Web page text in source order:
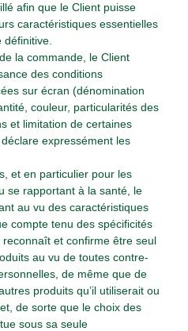
afin que le Client puisse
caractéristiques essentielles
la commande, le Client
des conditions
sur écran (dénomination
couleur, particularités des
et limitation de certaines
expressément les
et en particulier pour les
se rapportant à la santé, le
au vu des caractéristiques
compte tenu des spécificités
et confirme être seul
au vu de toutes contre-
de même que de
produits qu’il utiliserait ou
de sorte que le choix des
sous sa seule